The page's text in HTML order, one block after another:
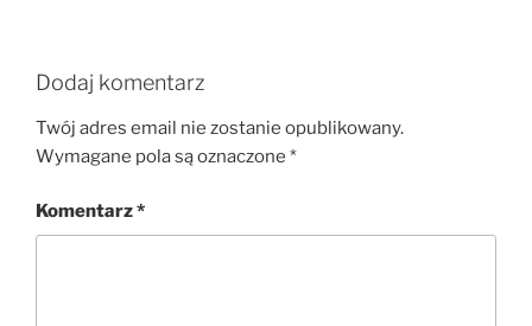
Dodaj komentarz
Twój adres email nie zostanie opublikowany.
Wymagane pola są oznaczone *
Komentarz*